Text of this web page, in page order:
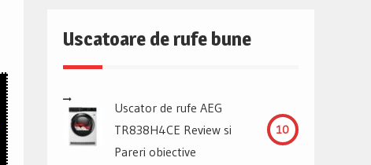
Uscatoare de rufe bune
Uscator de rufe AEG
TR838H4CE Review si
Pareri obiective
10